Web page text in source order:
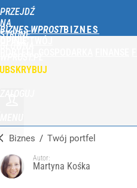
PRZEJDŹ
NA
STRONĘ
BIZNES WPROST
Biznes / Twój portfel
Autor:
Martyna Kośka